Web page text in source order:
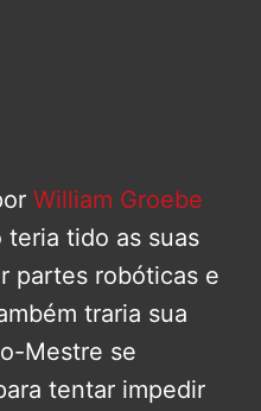
William Groebe
tido as suas
partes robóticas e
traria sua
Mestre se
tentar impedir